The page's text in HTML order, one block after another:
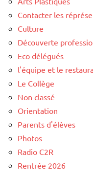
Contacter les
Culture
Découverte
Eco délégués
l'équipe et le
Le Collège
Non classé
Orientation
Parents d'élèves
Photos
Radio C2R
Rentrée 2026